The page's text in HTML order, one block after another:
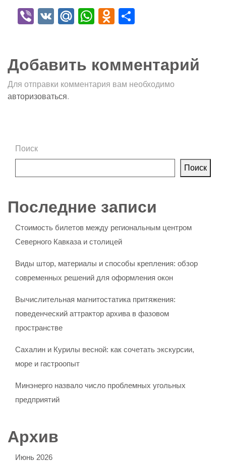
Viber
VK Mail.Ru
WhatsApp
Odnoklassniki
Добавить комментарий
Для отправки комментария вам необходимо
авторизоваться.
Поиск
Поиск
Последние записи
Стоимость билетов между региональным центром
Северного Кавказа и столицей
Виды штор, материалы и способы крепления: обзор
современных решений для оформления окон
Вычислительная магнитостатика притяжения:
поведенческий аттрактор архива в фазовом
пространстве
Сахалин и Курилы весной: как сочетать экскурсии,
море и гастроопыт
Минэнерго назвало число проблемных угольных
предприятий
Архив
Июнь 2026